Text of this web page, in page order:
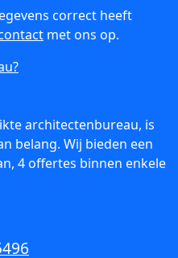
correct heeft
met ons op.
architectenbureau, is
belang. Wij bieden een
4 offertes binnen enkele